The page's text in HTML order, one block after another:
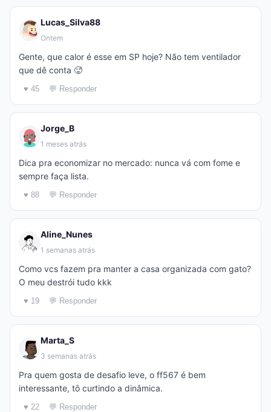
Lucas_Silva88
Ontem
Gente, que calor é esse em SP hoje? Não tem ventilador
que dê conta 🥵
♥ 45 💬 Responder
Jorge_B
1 meses atrás
Dica pra economizar no mercado: nunca vá com fome e
sempre faça lista.
♥ 88 💬 Responder
Aline_Nunes
1 semanas atrás
Como vcs fazem pra manter a casa organizada com gato?
O meu destrói tudo kkk
♥ 19 💬 Responder
Marta_S
3 semanas atrás
Pra quem gosta de desafio leve, o ff567 é bem
interessante, tô curtindo a dinâmica.
♥ 22 💬 Responder